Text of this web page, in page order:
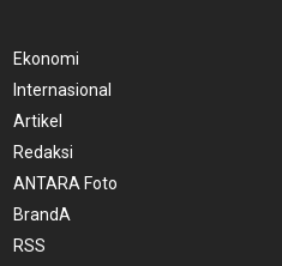
Ekonomi
Internasional
Artikel
Redaksi
ANTARA Foto
BrandA
RSS